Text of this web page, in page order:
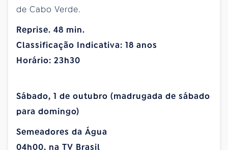
de Cabo Verde.
Reprise. 48 min.
Classificação Indicativa: 18 anos
Horário: 23h30
Sábado, 1 de outubro (madrugada de sábado
para domingo)
Semeadores da Água
04h00, na TV Brasil